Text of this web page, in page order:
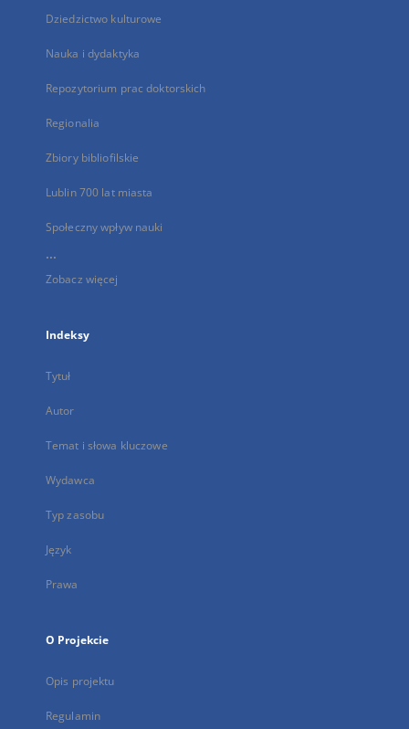
Dziedzictwo kulturowe
Nauka i dydaktyka
Repozytorium prac doktorskich
Regionalia
Zbiory bibliofilskie
Lublin 700 lat miasta
Społeczny wpływ nauki
...
Zobacz więcej
Indeksy
Tytuł
Autor
Temat i słowa kluczowe
Wydawca
Typ zasobu
Język
Prawa
O Projekcie
Opis projektu
Regulamin